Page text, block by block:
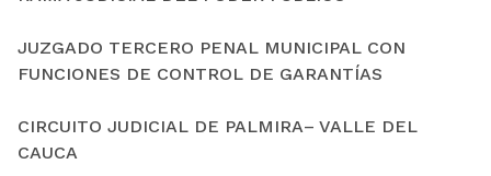
JUZGADO TERCERO PENAL MUNICIPAL CON
FUNCIONES DE CONTROL DE GARANTÍAS
CIRCUITO JUDICIAL DE PALMIRA– VALLE DEL
CAUCA